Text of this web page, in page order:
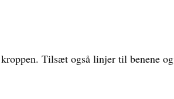
Tilsæt også linjer til benene og